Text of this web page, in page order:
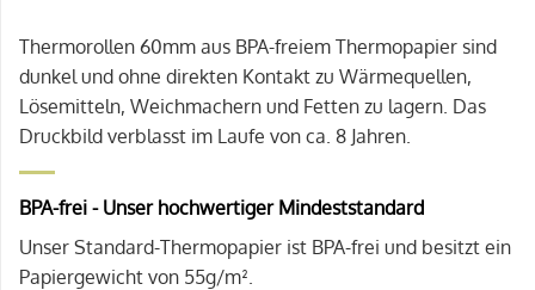
Thermorollen 60mm aus BPA-freiem Thermopapier sind
dunkel und ohne direkten Kontakt zu Wärmequellen,
Lösemitteln, Weichmachern und Fetten zu lagern. Das
Druckbild verblasst im Laufe von ca. 8 Jahren.
BPA-frei - Unser hochwertiger Mindeststandard
Unser Standard-Thermopapier ist BPA-frei und besitzt ein
Papiergewicht von 55g/m².